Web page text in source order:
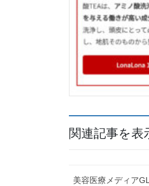
関連記事を表
美容医療メディア